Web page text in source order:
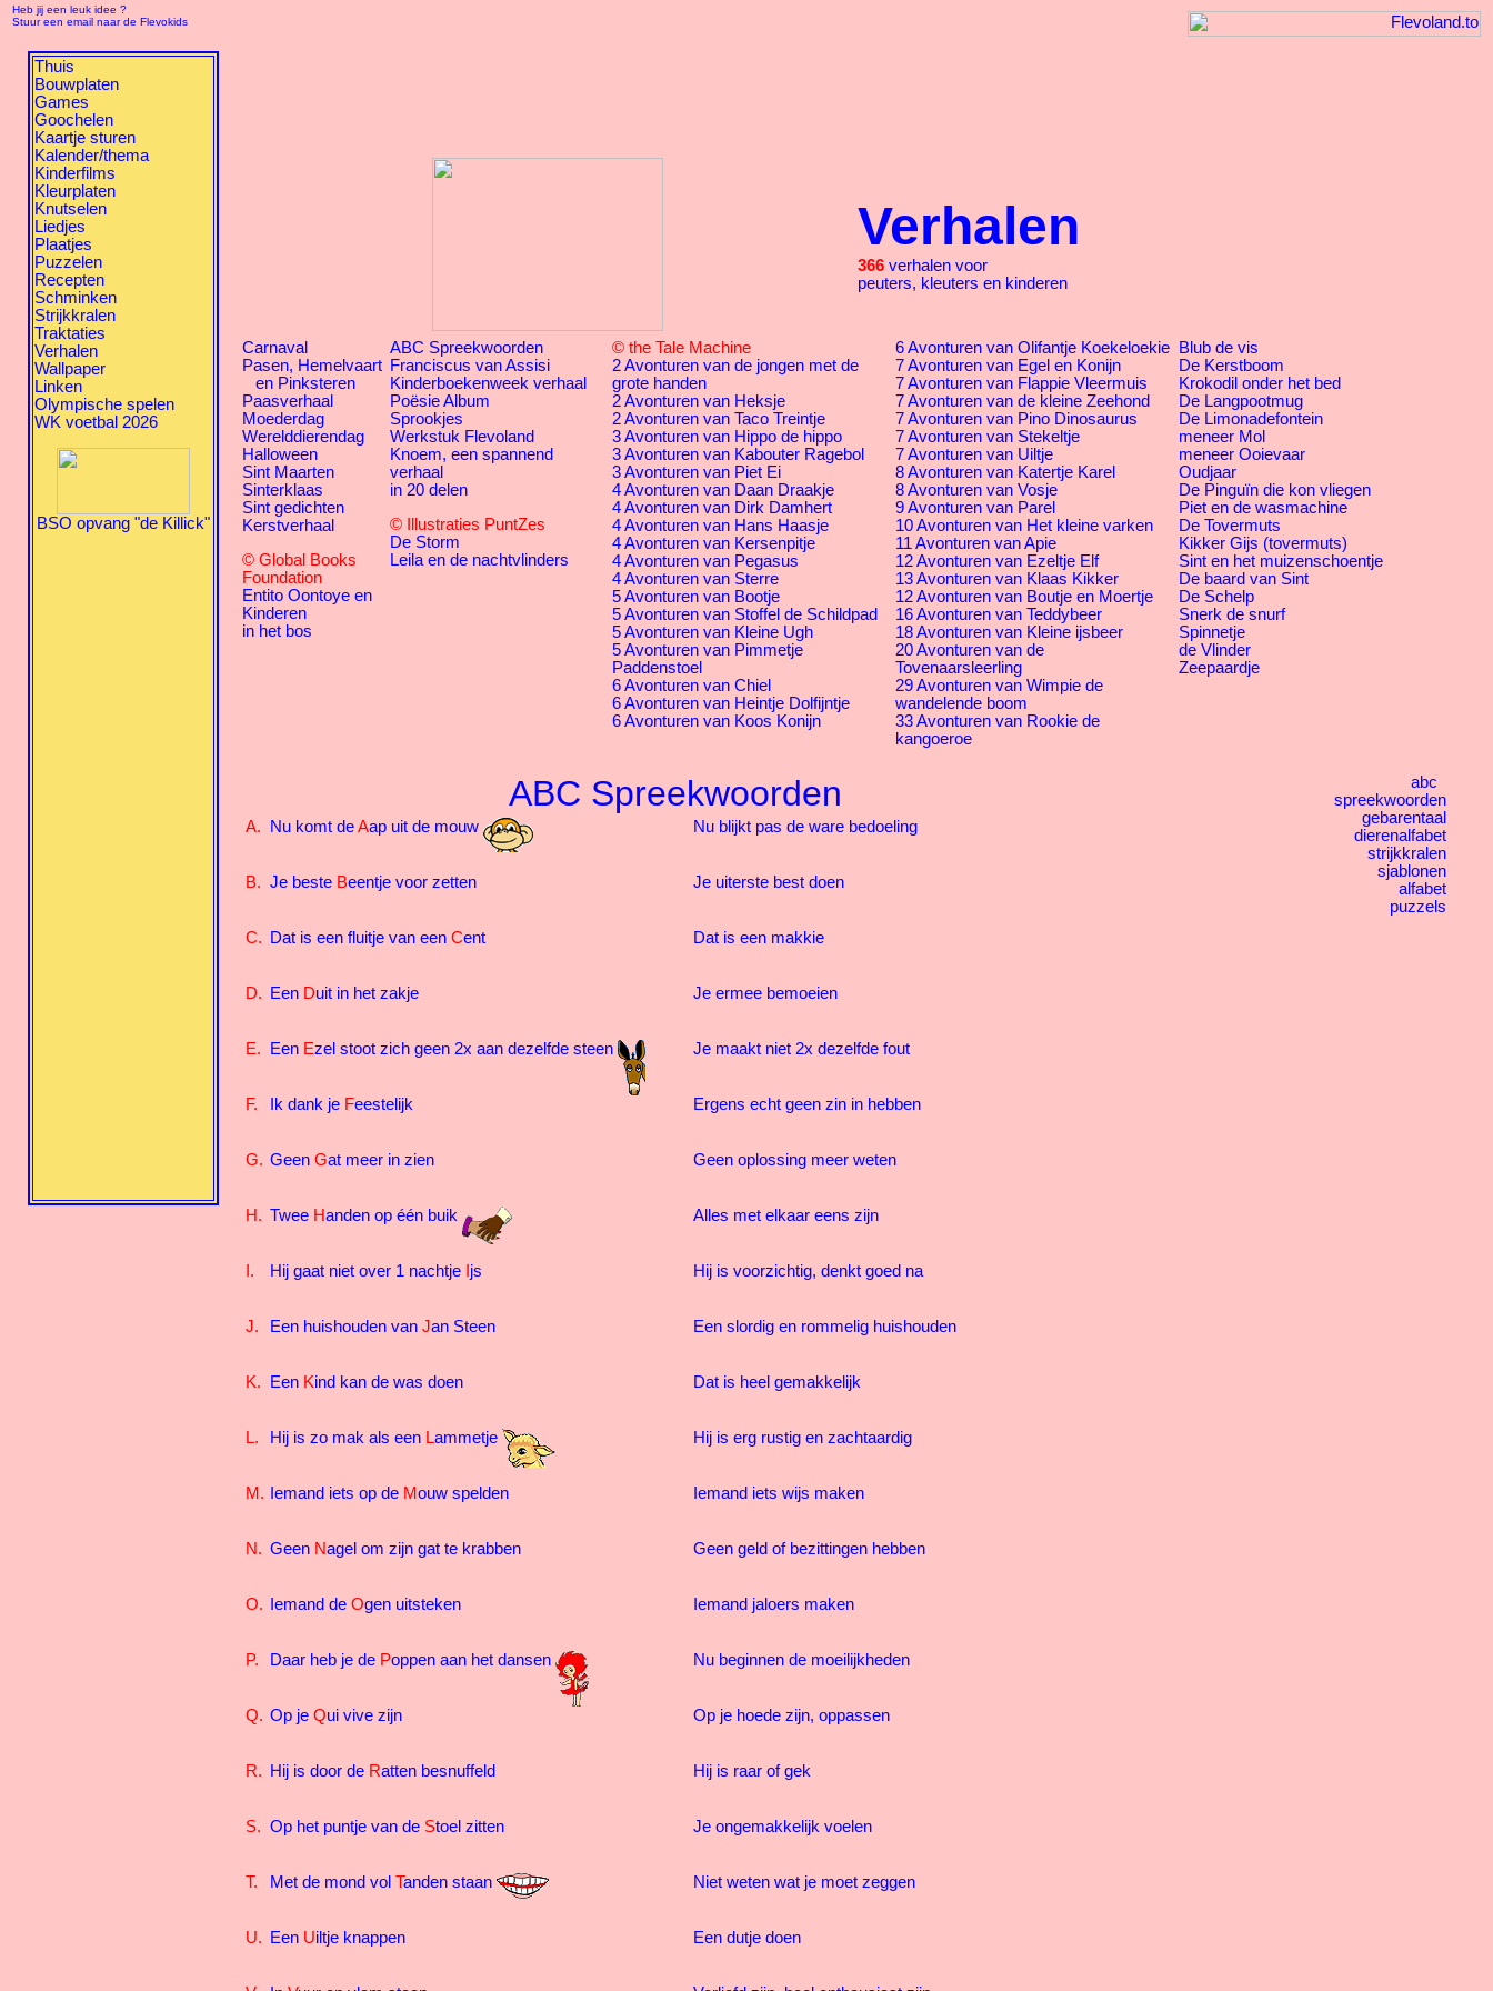
Heb jij een leuk idee ?
Stuur een email naar de Flevokids
Thuis
Bouwplaten
Games
Goochelen
Kaartje sturen
Kalender/thema
Kinderfilms
Kleurplaten
Knutselen
Liedjes
Plaatjes
Puzzelen
Recepten
Schminken
Strijkkralen
Traktaties
Verhalen
Wallpaper
Linken
Olympische spelen
WK voetbal 2026
BSO opvang "de Killick"
Verhalen
366 verhalen voor
peuters, kleuters en kinderen
Carnaval
Pasen, Hemelvaart
en Pinksteren
Paasverhaal
Moederdag
Werelddierendag
Halloween
Sint Maarten
Sinterklaas
Sint gedichten
Kerstverhaal
© Global Books
Foundation
Entito Oontoye en
Kinderen
in het bos
ABC Spreekwoorden
Franciscus van Assisi
Kinderboekenweek verhaal
Poësie Album
Sprookjes
Werkstuk Flevoland
Knoem, een spannend
verhaal
in 20 delen
© Illustraties PuntZes
De Storm
Leila en de nachtvlinders
© the Tale Machine
2 Avonturen van de jongen met de
grote handen
2 Avonturen van Heksje
2 Avonturen van Taco Treintje
3 Avonturen van Hippo de hippo
3 Avonturen van Kabouter Ragebol
3 Avonturen van Piet Ei
4 Avonturen van Daan Draakje
4 Avonturen van Dirk Damhert
4 Avonturen van Hans Haasje
4 Avonturen van Kersenpitje
4 Avonturen van Pegasus
4 Avonturen van Sterre
5 Avonturen van Bootje
5 Avonturen van Stoffel de Schildpad
5 Avonturen van Kleine Ugh
5 Avonturen van Pimmetje
Paddenstoel
6 Avonturen van Chiel
6 Avonturen van Heintje Dolfijntje
6 Avonturen van Koos Konijn
6 Avonturen van Olifantje Koekeloekie
7 Avonturen van Egel en Konijn
7 Avonturen van Flappie Vleermuis
7 Avonturen van de kleine Zeehond
7 Avonturen van Pino Dinosaurus
7 Avonturen van Stekeltje
7 Avonturen van Uiltje
8 Avonturen van Katertje Karel
8 Avonturen van Vosje
9 Avonturen van Parel
10 Avonturen van Het kleine varken
11 Avonturen van Apie
12 Avonturen van Ezeltje Elf
13 Avonturen van Klaas Kikker
12 Avonturen van Boutje en Moertje
16 Avonturen van Teddybeer
18 Avonturen van Kleine ijsbeer
20 Avonturen van de
Tovenaarsleerling
29 Avonturen van Wimpie de
wandelende boom
33 Avonturen van Rookie de
kangoeroe
Blub de vis
De Kerstboom
Krokodil onder het bed
De Langpootmug
De Limonadefontein
meneer Mol
meneer Ooievaar
Oudjaar
De Pinguïn die kon vliegen
Piet en de wasmachine
De Tovermuts
Kikker Gijs (tovermuts)
Sint en het muizenschoentje
De baard van Sint
De Schelp
Snerk de snurf
Spinnetje
de Vlinder
Zeepaardje
ABC Spreekwoorden
A. Nu komt deAap uit de mouw Nu blijkt pas de ware bedoeling
B. Je beste Beentje voor zetten Je uiterste best doen
C. Dat is een fluitje van een Cent Dat is een makkie
D. Een Duit in het zakje Je ermee bemoeien
E. Een Ezel stoot zich geen 2x aan dezelfde steen Je maakt niet 2x dezelfde fout
F. Ik dank je Feestelijk Ergens echt geen zin in hebben
G. Geen Gat meer in zien Geen oplossing meer weten
H. Twee Handen op één buik Alles met elkaar eens zijn
I. Hij gaat niet over 1 nachtje js Hij is voorzichtig, denkt goed na
J. Een huishouden van Jan Steen Een slordig en rommelig huishouden
K. Een Kind kan de was doen Dat is heel gemakkelijk
L. Hij is zo mak als een Lammetje Hij is erg rustig en zachtaardig
M. Iemand iets op de Mouw spelden Iemand iets wijs maken
N. Geen Nagel om zijn gat te krabben Geen geld of bezittingen hebben
O. Iemand de Ogen uitsteken Iemand jaloers maken
P. Daar heb je de Poppen aan het dansen Nu beginnen de moeilijkheden
Q. Op je Qui vive zijn Op je hoede zijn, oppassen
R. Hij is door de Ratten besnuffeld Hij is raar of gek
S. Op het puntje van de Stoel zitten Je ongemakkelijk voelen
T. Met de mond vol Tanden staan Niet weten wat je moet zeggen
U. Een Uiltje knappen Een dutje doen
abc
spreekwoorden
gebarentaal
dierenalfabet
strijkkralen
sjablonen
alfabet
puzzels